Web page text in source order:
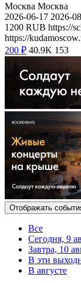
Москва Москва
2026-06-17 2026-
1200 RUB https://
https://
200 ₽ 40.9K 153
Отображать
Все
Сегодня, 9
Завтра, 10
В эти
В августе